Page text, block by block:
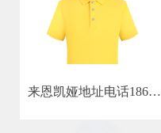
来恩凯娅地址电话18638729938